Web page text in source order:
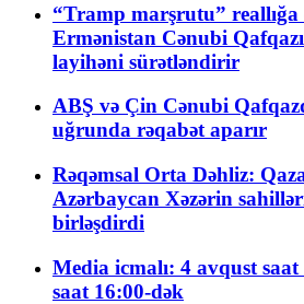
“Tramp marşrutu”
Ermənistan Cənubi
layihəni sürətləndirir
ABŞ və Çin Cənubi
uğrunda rəqabət aparır
Rəqəmsal Orta Dəhliz:
Azərbaycan Xəzərin
birləşdirdi
Media icmalı: 4 avqust
saat 16:00-dək